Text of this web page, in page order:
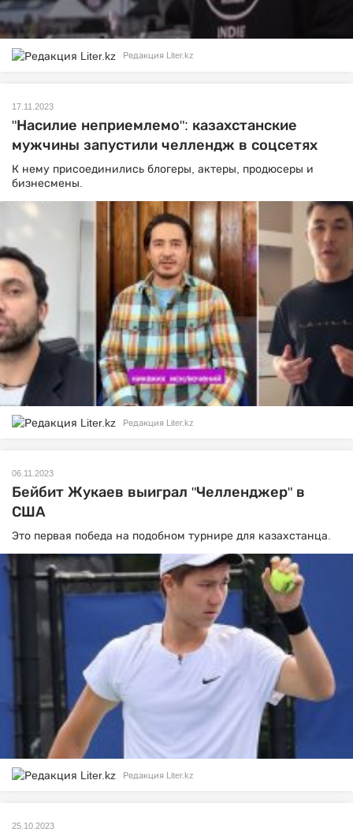
Редакция Liter.kz
17.11.2023
"Насилие неприемлемо": казахстанские
мужчины запустили челлендж в соцсетях
К нему присоединились блогеры, актеры, продюсеры и
бизнесмены.
Редакция Liter.kz
06.11.2023
Бейбит Жукаев выиграл "Челленджер" в
США
Это первая победа на подобном турнире для казахстанца.
Редакция Liter.kz
25.10.2023